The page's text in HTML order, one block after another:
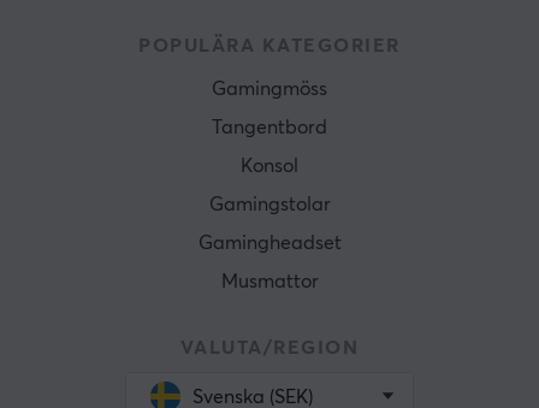
POPULÄRA KATEGORIER
Gamingmöss
Tangentbord
Konsol
Gamingstolar
Gamingheadset
Musmattor
VALUTA/REGION
Svenska (SEK)